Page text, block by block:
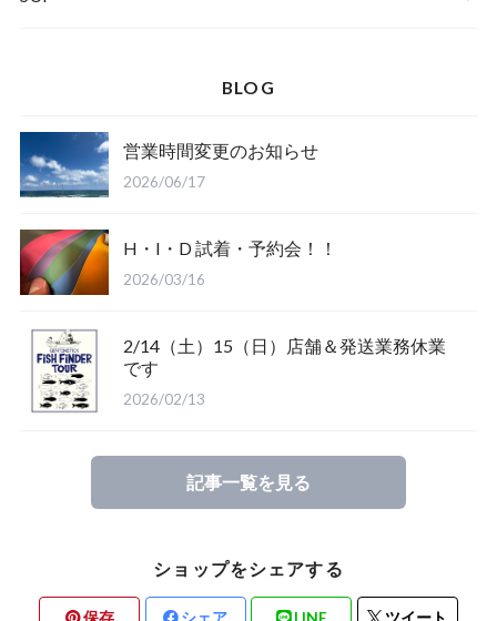
Salty Crew
Glove
BLOG
営業時間変更のお知らせ
2026/06/17
H・I・D 試着・予約会！！
2026/03/16
2/14（土）15（日）店舗＆発送業務休業
です
2026/02/13
記事一覧を見る
ショップをシェアする